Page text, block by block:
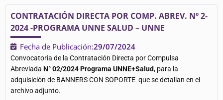
CONTRATACIÓN DIRECTA POR COMP. ABREV. Nº 2-
2024 -PROGRAMA UNNE SALUD – UNNE
Fecha de Publicación:29/07/2024
Convocatoria de la Contratación Directa por Compulsa
Abreviada N° 02/2024Programa UNNE+Salud, para la
adquisición de BANNERS CON SOPORTE que se detallan en el
archivo adjunto.